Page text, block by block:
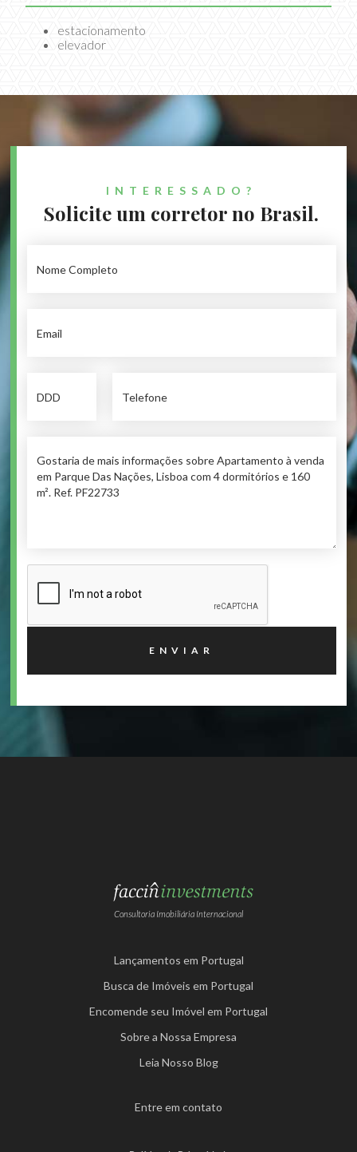
estacionamento
elevador
INTERESSADO?
Solicite um corretor no Brasil.
Consultoria Imobiliária Internacional
Lançamentos em Portugal
Busca de Imóveis em Portugal
Encomende seu Imóvel em Portugal
Sobre a Nossa Empresa
Leia Nosso Blog
Entre em contato